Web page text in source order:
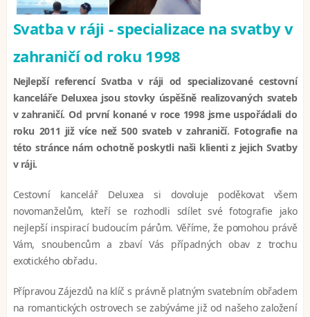
Svatba v ráji - specializace na svatby v
zahraničí od roku 1998
Nejlepší referencí Svatba v ráji od specializované cestovní
kanceláře Deluxea jsou stovky úspěšně realizovaných svateb
v zahraničí. Od první konané v roce 1998 jsme uspořádali do
roku 2011 již více než 500 svateb v zahraničí. Fotografie na
této stránce nám ochotně poskytli naši klienti z jejich Svatby
v ráji.
Cestovní kancelář Deluxea si dovoluje poděkovat všem
novomanželům, kteří se rozhodli sdílet své fotografie jako
nejlepší inspirací budoucím párům. Věříme, že pomohou právě
Vám, snoubencům a zbaví Vás případných obav z trochu
exotického obřadu.
Přípravou Zájezdů na klíč s právně platným svatebním obřadem
na romantických ostrovech se zabýváme již od našeho založení